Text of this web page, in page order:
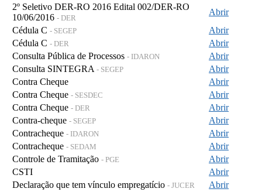
2º Seletivo DER-RO 2016 Edital 002/DER-RO
10/06/2016 - DER
Abrir
Cédula C - SEGEP
Abrir
Cédula C - DER
Abrir
Consulta Pública de Processos - IDARON
Abrir
Consulta SINTEGRA - SEGEP
Abrir
Contra Cheque
Abrir
Contra Cheque - SESDEC
Abrir
Contra Cheque - DER
Abrir
Contra-cheque - SEGEP
Abrir
Contracheque - IDARON
Abrir
Contracheque - SEDAM
Abrir
Controle de Tramitação - PGE
Abrir
CSTI
Abrir
Declaração que tem vínculo empregatício - JUCER
Abrir